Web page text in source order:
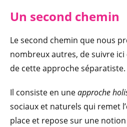
Un second chemin
Le second chemin que nous
nombreux autres, de suivre
de cette approche séparatiste.
Il consiste en uneapproche
sociaux et naturels qui remet
place et repose sur une